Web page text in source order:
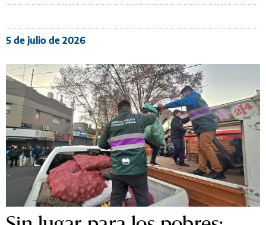
5 de julio de 2026